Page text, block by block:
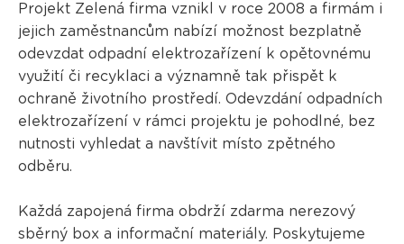
Projekt Zelená firma vznikl v roce 2008 a firmám i
jejich zaměstnancům nabízí možnost bezplatně
odevzdat odpadní elektrozařízení k opětovnému
využití či recyklaci a významně tak přispět k
ochraně životního prostředí. Odevzdání odpadních
elektrozařízení v rámci projektu je pohodlné, bez
nutnosti vyhledat a navštívit místo zpětného
odběru.
Každá zapojená firma obdrží zdarma nerezový
sběrný box a informační materiály. Poskytujeme